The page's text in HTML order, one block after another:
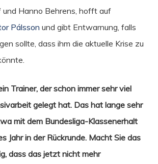
und Hanno Behrens, hofft auf
Pálsson und gibt Entwarnung, falls
sollte, dass ihm die aktuelle Krise zu
Trainer, der schon immer sehr viel
gelegt hat. Das hat lange sehr
mit dem Bundesliga-Klassenerhalt
Jahr in der Rückrunde. Macht Sie das
dass das jetzt nicht mehr